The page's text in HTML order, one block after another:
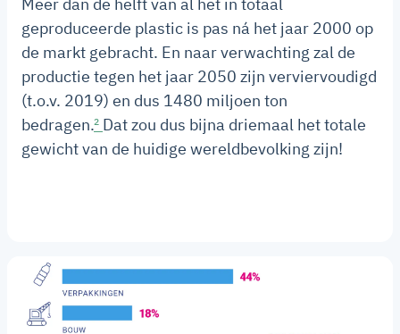
geproduceerde plastic is pas ná het jaar 2000 op
de markt gebracht. En naar verwachting zal de
productie tegen het jaar 2050 zijn verviervoudigd
(t.o.v. 2019) en dus 1480 miljoen ton
bedragen.² Dat zou dus bijna driemaal het totale
gewicht van de huidige wereldbevolking zijn!